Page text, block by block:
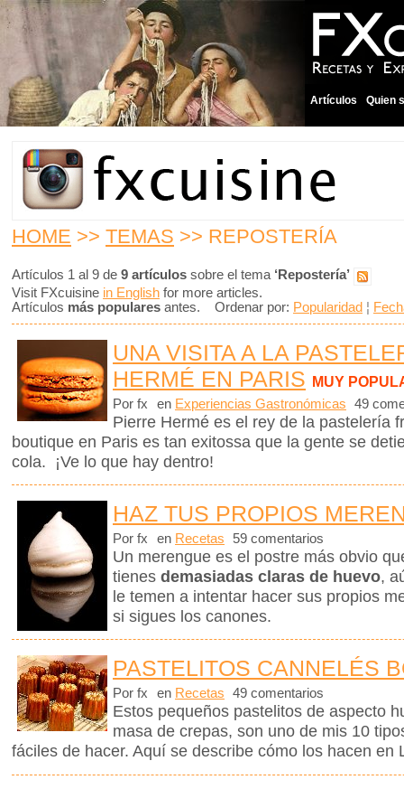
Artículos Quien
HOME >> TEMAS >> REPOSTERÍA
Artículos 1 al 9 de 9 artículos sobre el tema ‘Repostería’
Visit FXcuisine in English for more articles.
Artículos más populares antes. Ordenar por: Popularidad ¦
UNA VISITA A LA
HERMÉ EN PARIS MUY
Por fx en Experiencias Gastronómicas 49
Pierre Hermé es el rey de la pastelería
boutique en Paris es tan exitossa que la gente se
cola. ¡Ve lo que hay dentro!
HAZ TUS PROPIOS
Por fx en Recetas 59 comentarios
Un merengue es el postre más obvio
tienes demasiadas claras de huevo,
le temen a intentar hacer sus propios
si sigues los canones.
PASTELITOS CANNELÉS
Por fx en Recetas 49 comentarios
Estos pequeños pastelitos de aspecto
masa de crepas, son uno de mis 10
fáciles de hacer. Aquí se describe cómo los hacen en